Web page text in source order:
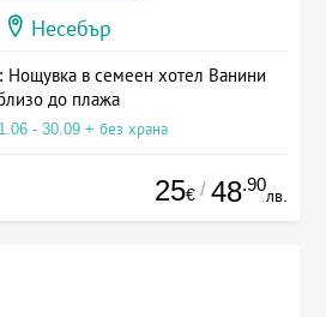
Несебър
Нощувка в семеен хотел Ванини
до плажа
- 30.09 + без храна
25€ / 48.90
лв.